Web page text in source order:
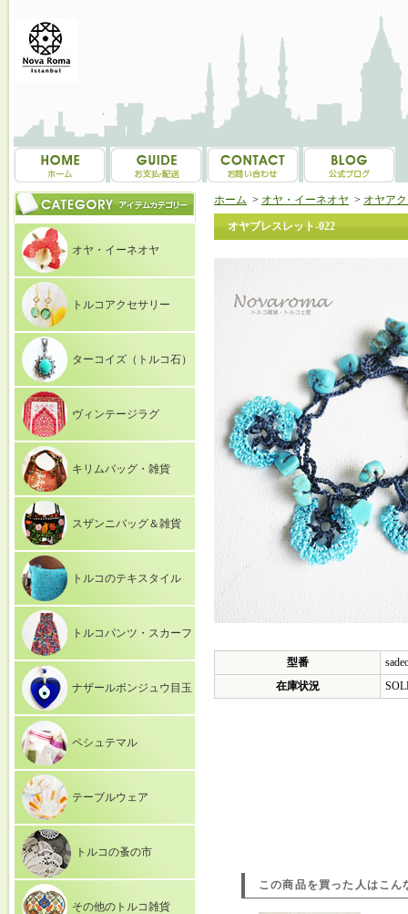
オヤ・イーネオヤ
トルコアクセサリー
ターコイズ（トルコ石）
ヴィンテージラグ
キリムバッグ・雑貨
スザンニバッグ＆雑貨
トルコのテキスタイル
トルコパンツ・スカーフ
ナザールボンジュウ目玉
ペシュテマル
テーブルウェア
トルコの蚤の市
その他のトルコ雑貨
ホーム > オヤ・イーネオヤ > オヤア
オヤブレスレット-022
型番
在庫状況
この商品を買った人はこん